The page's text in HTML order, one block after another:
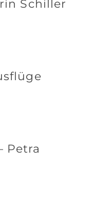
Schiller
Petra